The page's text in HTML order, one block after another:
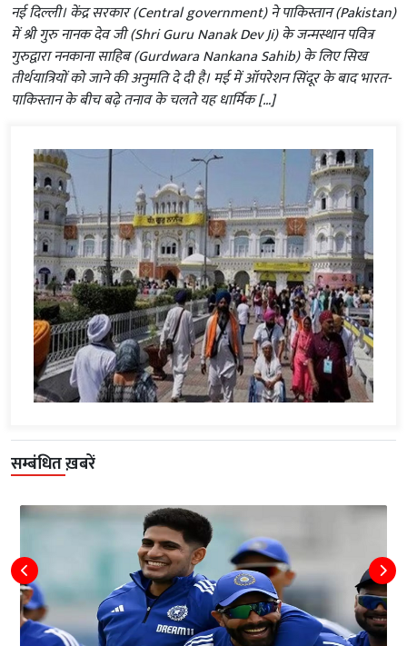
नई दिल्ली। केंद्र सरकार (Central government) ने पाकिस्तान (Pakistan)
में श्री गुरु नानक देव जी (Shri Guru Nanak Dev Ji) के जन्मस्थान पवित्र
गुरुद्वारा ननकाना साहिब (Gurdwara Nankana Sahib) के लिए सिख
तीर्थयात्रियों को जाने की अनुमति दे दी है। मई में ऑपरेशन सिंदूर के बाद भारत-
पाकिस्तान के बीच बढ़े तनाव के चलते यह धार्मिक […]
सम्बंधित ख़बरें